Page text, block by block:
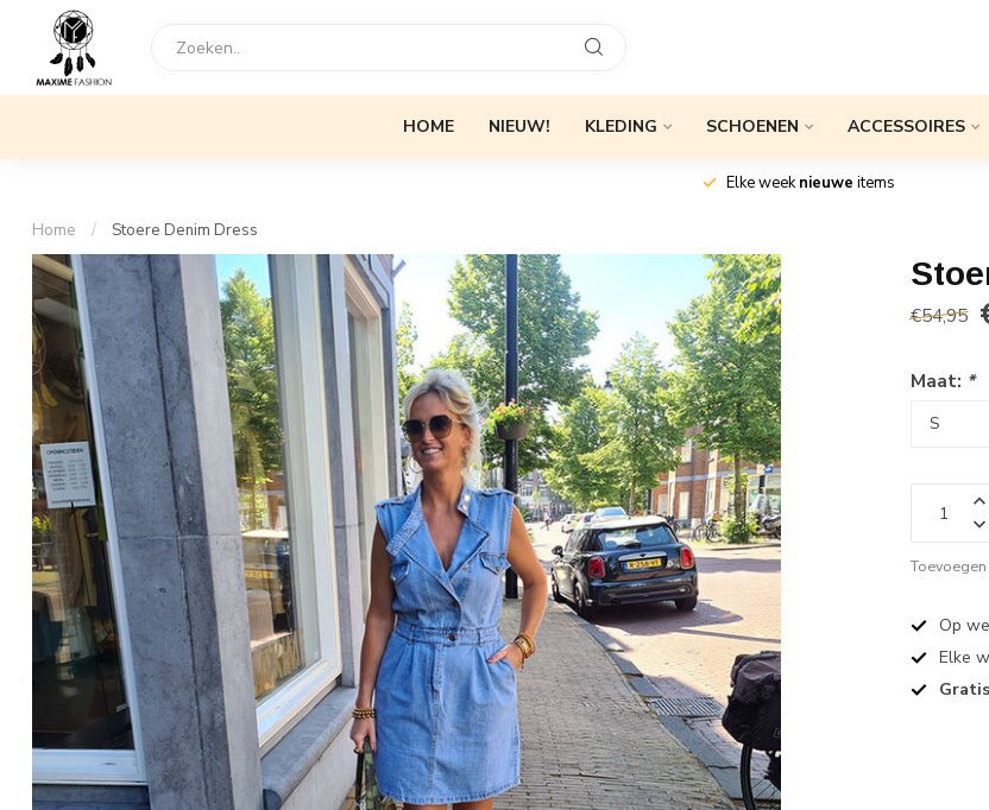
HOME NIEUW! KLEDING SCHOENEN ACCESSOIRES
Elke weeknieuwe items
Home / Stoere Denim Dress
€54,95
Maat: *
Op
Elke
Gratis